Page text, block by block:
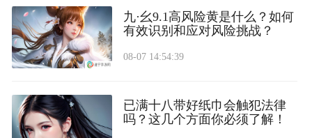
九·幺9.1高风险黄是什么？如何
有效识别和应对风险挑战？
08-07 14:54:39
已满十八带好纸巾会触犯法律
吗？这几个方面你必须了解！